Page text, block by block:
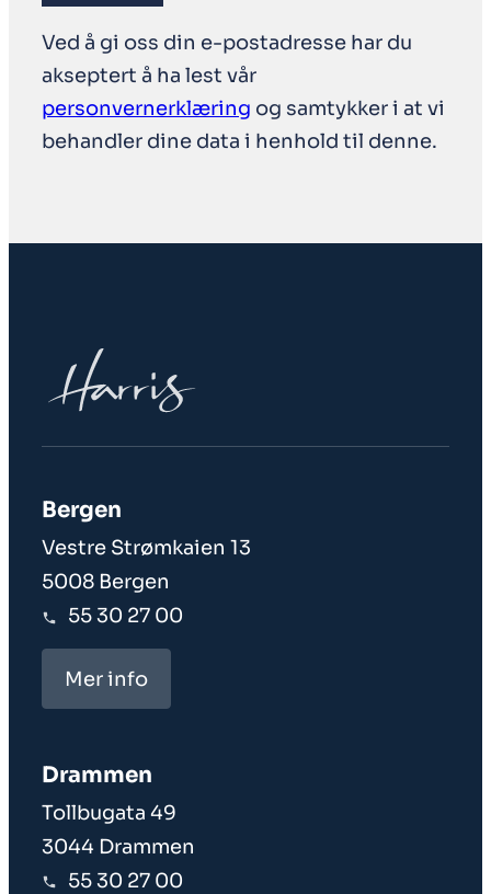
Ved å gi oss din e-postadresse har du
akseptert å ha lest vår
personvernerklæring og samtykker i at vi
behandler dine data i henhold til denne.
Bergen
Vestre Strømkaien 13
5008 Bergen
55 30 27 00
Mer info
Drammen
Tollbugata 49
3044 Drammen
55 30 27 00